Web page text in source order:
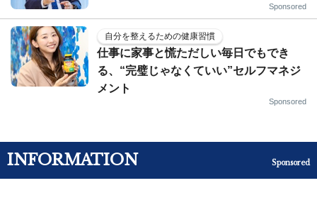
Sponsored
自分を整えるための健康習慣
仕事に家事と慌ただしい毎日でもでき
る、“完璧じゃなくていい”セルフマネジ
メント
Sponsored
INFORMATION Sponsored